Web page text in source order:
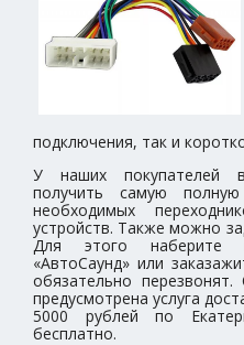
подключения, так и
У наших покупателей
получить самую
необходимых
устройств. Также можно
Для этого наберите
«АвтоСаунд» или
обязательно
предусмотрена услуга
5000 рублей по
бесплатно.